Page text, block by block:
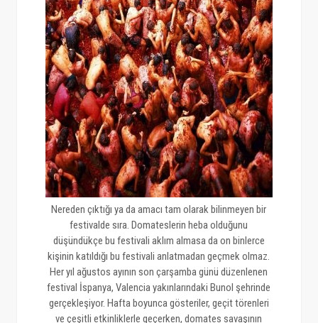
Nereden çıktığı ya da amacı tam olarak bilinmeyen bir
festivalde sıra. Domateslerin heba olduğunu
düşündükçe bu festivali aklım almasa da on binlerce
kişinin katıldığı bu festivali anlatmadan geçmek olmaz.
Her yıl ağustos ayının son çarşamba günü düzenlenen
festival İspanya, Valencia yakınlarındaki Bunol şehrinde
gerçekleşiyor. Hafta boyunca gösteriler, geçit törenleri
ve çeşitli etkinliklerle geçerken, domates savaşının